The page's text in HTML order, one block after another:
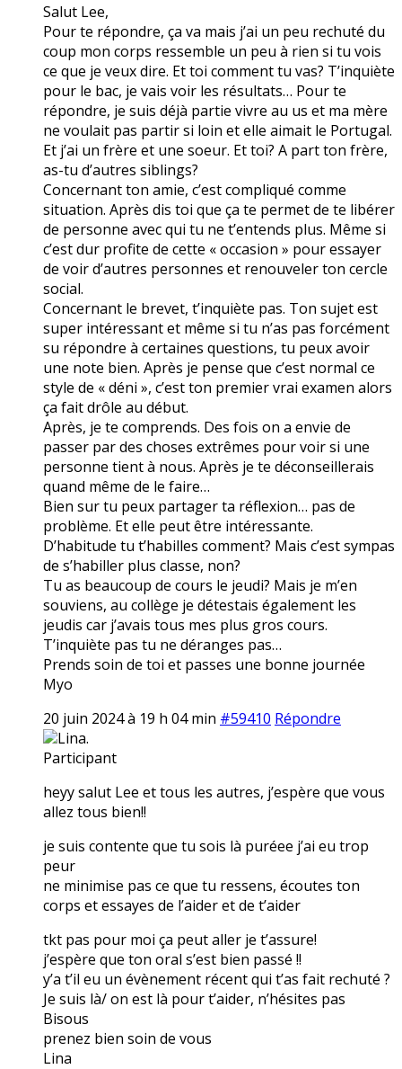
Salut Lee,
Pour te répondre, ça va mais j’ai un peu rechuté du
coup mon corps ressemble un peu à rien si tu vois
ce que je veux dire. Et toi comment tu vas? T’inquiète
pour le bac, je vais voir les résultats… Pour te
répondre, je suis déjà partie vivre au us et ma mère
ne voulait pas partir si loin et elle aimait le Portugal.
Et j’ai un frère et une soeur. Et toi? A part ton frère,
as-tu d’autres siblings?
Concernant ton amie, c’est compliqué comme
situation. Après dis toi que ça te permet de te libérer
de personne avec qui tu ne t’entends plus. Même si
c’est dur profite de cette « occasion » pour essayer
de voir d’autres personnes et renouveler ton cercle
social.
Concernant le brevet, t’inquiète pas. Ton sujet est
super intéressant et même si tu n’as pas forcément
su répondre à certaines questions, tu peux avoir
une note bien. Après je pense que c’est normal ce
style de « déni », c’est ton premier vrai examen alors
ça fait drôle au début.
Après, je te comprends. Des fois on a envie de
passer par des choses extrêmes pour voir si une
personne tient à nous. Après je te déconseillerais
quand même de le faire…
Bien sur tu peux partager ta réflexion… pas de
problème. Et elle peut être intéressante.
D’habitude tu t’habilles comment? Mais c’est sympas
de s’habiller plus classe, non?
Tu as beaucoup de cours le jeudi? Mais je m’en
souviens, au collège je détestais également les
jeudis car j’avais tous mes plus gros cours.
T’inquiète pas tu ne déranges pas…
Prends soin de toi et passes une bonne journée
Myo
20 juin 2024 à 19 h 04 min #59410 Répondre
Lina.
Participant
heyy salut Lee et tous les autres, j’espère que vous
allez tous bien!!
je suis contente que tu sois là puréee j’ai eu trop
peur
ne minimise pas ce que tu ressens, écoutes ton
corps et essayes de l’aider et de t’aider
tkt pas pour moi ça peut aller je t’assure!
j’espère que ton oral s’est bien passé !!
y’a t’il eu un évènement récent qui t’as fait rechuté ?
Je suis là/ on est là pour t’aider, n’hésites pas
Bisous
prenez bien soin de vous
Lina